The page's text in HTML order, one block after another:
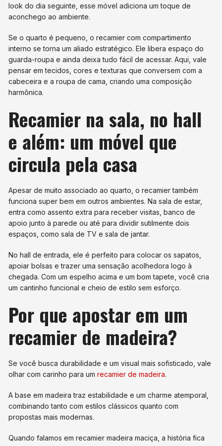
look do dia seguinte, esse móvel adiciona um toque de
aconchego ao ambiente.
Se o quarto é pequeno, o recamier com compartimento
interno se torna um aliado estratégico. Ele libera espaço do
guarda-roupa e ainda deixa tudo fácil de acessar. Aqui, vale
pensar em tecidos, cores e texturas que conversem com a
cabeceira e a roupa de cama, criando uma composição
harmônica.
Recamier na sala, no hall
e além: um móvel que
circula pela casa
Apesar de muito associado ao quarto, o recamier também
funciona super bem em outros ambientes. Na sala de estar,
entra como assento extra para receber visitas, banco de
apoio junto à parede ou até para dividir sutilmente dois
espaços, como sala de TV e sala de jantar.
No hall de entrada, ele é perfeito para colocar os sapatos,
apoiar bolsas e trazer uma sensação acolhedora logo à
chegada. Com um espelho acima e um bom tapete, você cria
um cantinho funcional e cheio de estilo sem esforço.
Por que apostar em um
recamier de madeira?
Se você busca durabilidade e um visual mais sofisticado, vale
olhar com carinho para umrecamier de madeira.
A base em madeira traz estabilidade e um charme atemporal,
combinando tanto com estilos clássicos quanto com
propostas mais modernas.
Quando falamos em recamier madeira maciça, a história fica